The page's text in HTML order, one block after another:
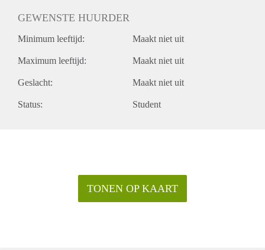
GEWENSTE HUURDER
Minimum leeftijd: Maakt niet uit
Maximum leeftijd: Maakt niet uit
Geslacht: Maakt niet uit
Status: Student
TONEN OP KAART